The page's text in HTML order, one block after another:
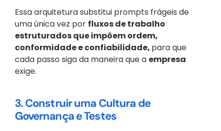
Essa arquitetura substitui prompts frágeis de
uma única vez por fluxos de trabalho
estruturados que impõem ordem,
conformidade e confiabilidade, para que
cada passo siga da maneira que a empresa
exige.
3. Construir uma Cultura de
Governança e Testes